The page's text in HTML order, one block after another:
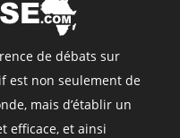
de débats sur
est non seulement de
mais d’établir un
efficace, et ainsi